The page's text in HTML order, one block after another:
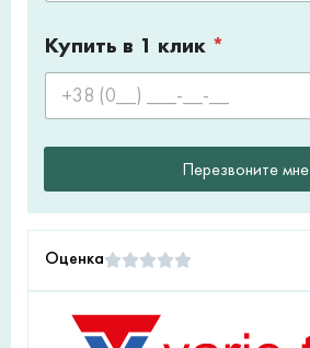
Купить в 1 клик *
Перезвоните мне
Оценка